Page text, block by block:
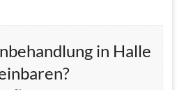
in Halle